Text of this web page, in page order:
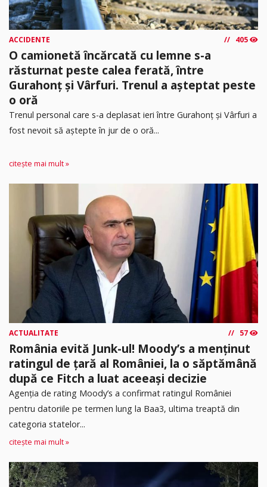
ACCIDENTE 405
O camionetă încărcată cu lemne s-a
răsturnat peste calea ferată, între
Gurahonț și Vârfuri. Trenul a așteptat peste
o oră
Trenul personal care s-a deplasat ieri între Gurahonț și Vârfuri a
fost nevoit să aștepte în jur de o oră...
citește mai mult »
ACTUALITATE 57
România evită Junk-ul! Moody’s a menținut
ratingul de țară al României, la o săptămână
după ce Fitch a luat aceeași decizie
Agenția de rating Moody’s a confirmat ratingul României
pentru datoriile pe termen lung la Baa3, ultima treaptă din
categoria statelor...
citește mai mult »